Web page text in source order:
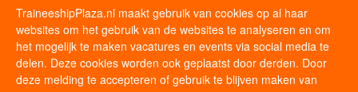
Traineeships categorieën
Sollicitatietips
TraineeshipPlaza.nl maakt gebruik van cookies op al haar
websites om het gebruik van de websites te analyseren en om
het mogelijk te maken vacatures en events via social media te
delen. Deze cookies worden ook geplaatst door derden. Door
deze melding te accepteren of gebruik te blijven maken van